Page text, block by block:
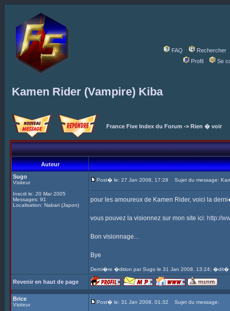
FAQ
Rechercher
Profil
Se
Kamen Rider (Vampire) Kiba
France Five Index du Forum -> Rien � voir
Auteur
Sugo
Visiteur
Inscrit le: 20 Mar 2005
Messages: 91
Localisation: Nabari (Japon)
Post� le: 27 Jan 2008, 17:28 Sujet du message:
pour les amoureux de Kamen Rider, voici la
vous pouvez la visionnez sur mon site ici: http://
Bon visionnage...
Bye
Derni�re �dition par Sugo le 31 Jan 2008, 13:24; �dit�
Revenir en haut de page
Brice
Visiteur Post� le: 31 Jan 2008, 01:32 Sujet du message: